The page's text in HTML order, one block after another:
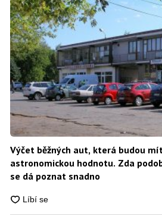
Výčet běžných aut, která budou
astronomickou hodnotu. Zda
se dá poznat snadno